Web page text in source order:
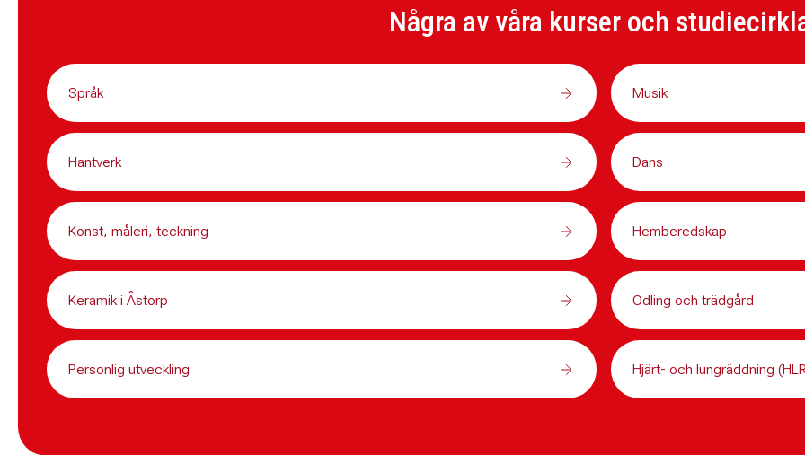
Några av våra kurser och
Språk Musik
Hantverk Dans
Konst, måleri, teckning Hemberedskap
Keramik i Åstorp Odling och trädgård
Personlig utveckling Hjärt- och lungräddning